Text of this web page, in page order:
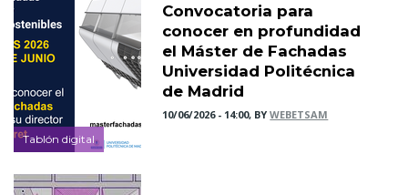
Tablón digital
Convocatoria para
conocer en profundidad
el Máster de Fachadas
Universidad Politécnica
de Madrid
10/06/2026 - 14:00, BYWEBETSAM